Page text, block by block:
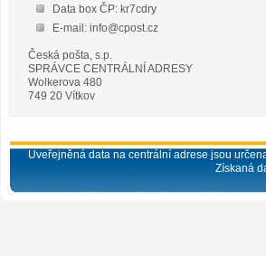
Data box ČP: kr7cdry
E-mail: info@cpost.cz
Česká pošta, s.p.
SPRÁVCE CENTRÁLNÍ ADRESY
Wolkerova 480
749 20 Vítkov
Uveřejněná data na centrální adrese jsou
Získaná